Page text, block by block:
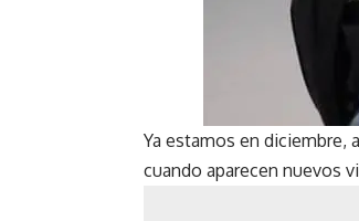
Ya estamos en diciembre,
cuando aparecen nuevos